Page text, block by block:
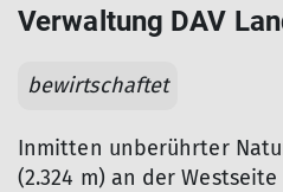
Verwaltung DAV
bewirtschaftet
Inmitten unberührter
(2.324 m) an der